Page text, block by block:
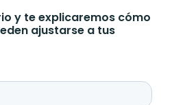
y te explicaremos cómo
ajustarse a tus